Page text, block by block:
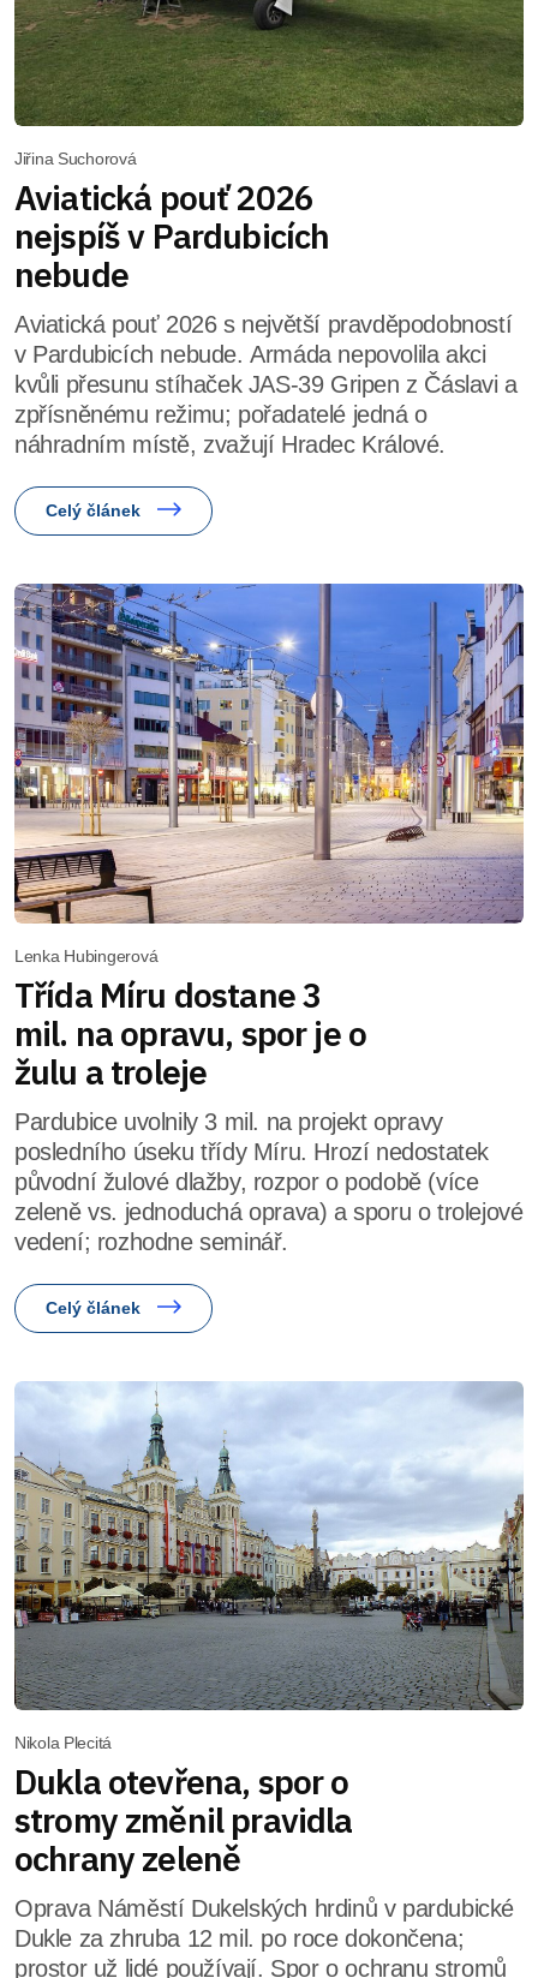
Jiřina Suchorová
Aviatická pouť 2026
nejspíš v Pardubicích
nebude
Aviatická pouť 2026 s největší pravděpodobností
v Pardubicích nebude. Armáda nepovolila akci
kvůli přesunu stíhaček JAS-39 Gripen z Čáslavi a
zpřísněnému režimu; pořadatelé jedná o
náhradním místě, zvažují Hradec Králové.
Celý článek
Lenka Hubingerová
Třída Míru dostane 3
mil. na opravu, spor je o
žulu a troleje
Pardubice uvolnily 3 mil. na projekt opravy
posledního úseku třídy Míru. Hrozí nedostatek
původní žulové dlažby, rozpor o podobě (více
zeleně vs. jednoduchá oprava) a sporu o trolejové
vedení; rozhodne seminář.
Celý článek
Nikola Plecitá
Dukla otevřena, spor o
stromy změnil pravidla
ochrany zeleně
Oprava Náměstí Dukelských hrdinů v pardubické
Dukle za zhruba 12 mil. po roce dokončena;
prostor už lidé používají. Spor o ochranu stromů